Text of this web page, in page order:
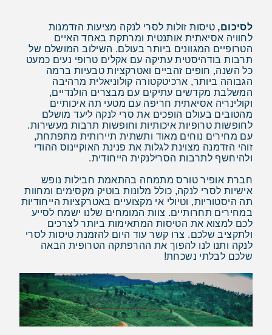
לסיכום, טיסות זולות לסרי לנקה מציעות הזדמנות
לחוויה אסיאתית אותנטית ומרתקת באחד האיים
הטרופיים המגוונים ביותר בעולם. השילוב המושלם של
תרבות בודהיסטית עתיקה עם אקלים טרופי נעים כמעט
כל השנה, חופים זהביים ואטרקציות טבעיות ברמה
הגבוהה ביותר, ארכיטקטורה קולוניאלית מרהיבה
המשלבת מקדשים עתיקים עם מבצרים הולנדיים,
וקולינריה אסיאתית חריפה עם מטעי תה איכותיים
מהטובים בעולם הופכים את סרי לנקה ליעד מושלם
לחופשות טרופיות איכותיות וחופשות תרבות מעשירות.
עם מחירים נוחים מאוד ותשתית תיירותית מתפתחת,
זוהי הזדמנה מצוינת לגלות את פנינת האוקיינוס ההודי
ולהיחשף לתרבות הסרילנקית הייחודית.
חברת אופיר טורס מתמחה בהתאמת חבילות נופש
אישיות לסרי לנקה, כולל מלונות בוטיק מקסימים ומחוות
תה היסטוריות, וטיולי אי מקצועיים באטרקציות הייחודיות
במחירים תחרותיים. צוות המומחים שלנו ישמח לסייע
לכם למצוא את הטיסות המתאימות ביותר לצרכים
ולתקציב שלכם. צרו קשר עוד היום להזמנת טיסות לסרי
לנקה ותנו לנו להפוך את ההרפתקה הטרופית הבאה
שלכם לבלתי נשכחת!